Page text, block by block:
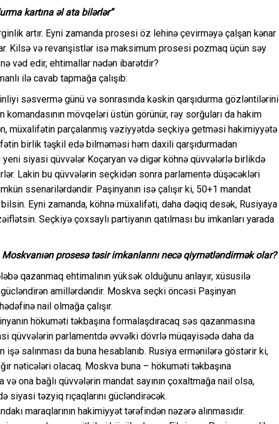
kartına əl ata bilərlər”
artır. Eyni zamanda prosesi öz lehinə çevirməyə çalşan kənar
Kilsə və revanşistlər isə maksimum prosesi pozmaq üçün səy
vəd edir, ehtimallar nədən ibarətdir?
ilə cavab tapmağa çalışıb:
səsvermə günü və sonrasında kəskin qarşıdurma gözləntilərini
komandasının mövqeləri üstün görünür, rəy sorğuları da hakim
müxalifətin parçalanmış vəziyyətdə seçkiyə getməsi hakimiyyətə
birlik təşkil edə bilməməsi həm daxili qarşıdurmadan
yeni siyasi qüvvələr Koçaryan və digər köhnə qüvvələrlə birlikdə
Lakin bu qüvvələrin seçkidən sonra parlamentə düşəcəkləri
ssenarilərdəndir. Paşinyanın isə çalışır ki, 50+1 mandat
Eyni zamanda, köhnə müxalifəti, daha dəqiq desək, Rusiyaya
Seçkiyə çoxsaylı partiyanın qatılması bu imkanları yarada
prosesə təsir imkanlarını necə qiymətləndirmək olar?
qazanmaq ehtimalının yüksək olduğunu anlayır, xüsusilə
amillərdəndir. Moskva seçki öncəsi Paşinyan
nail olmağa çalışır.
hökuməti təkbaşına formalaşdıracaq səs qazanmasına
qüvvələrin parlamentdə əvvəlki dövrlə müqayisədə daha da
işə salınması da buna hesablanıb. Rusiya ermənilərə göstərir ki,
nəticələri olacaq. Moskva buna – hökuməti təkbaşına
və ona bağlı qüvvələrin mandat sayının çoxaltmağa nail olsa,
siyasi təzyiq rıçaqlarını gücləndirəcək.
maraqlarının hakimiyyət tərəfindən nəzərə alınmasıdır.